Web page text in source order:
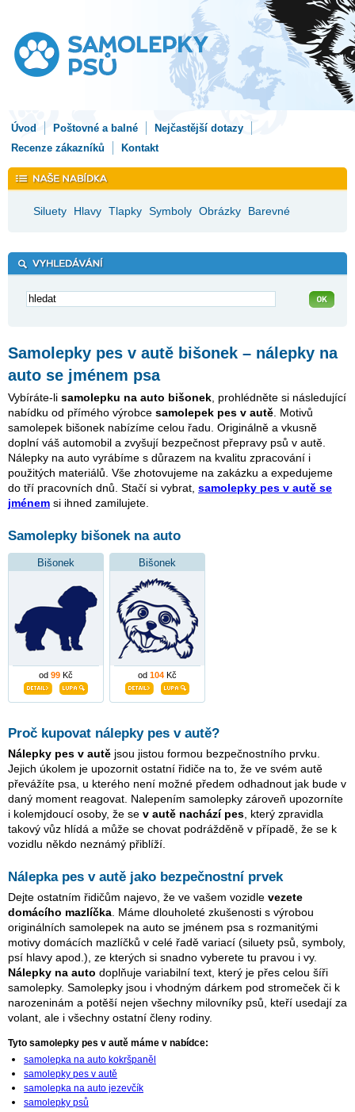
Úvod Poštovné a balné
Nejčastější dotazy
Recenze zákazníků
Kontakt
Siluety Hlavy Tlapky Symboly Obrázky Barevné
Samolepky pes v autě bišonek – nálepky na
auto se jménem psa
Vybíráte-li samolepku na auto bišonek , prohlédněte si následující
nabídku od přímého výrobce samolepek pes v autě . Motivů
samolepek bišonek nabízíme celou řadu. Originálně a vkusně
doplní váš automobil a zvyšují bezpečnost přepravy psů v autě.
Nálepky na auto vyrábíme s důrazem na kvalitu zpracování i
použitých materiálů. Vše zhotovujeme na zakázku a expedujeme
do tří pracovních dnů. Stačí si vybrat, samolepky pes v autě se
jménem si ihned zamilujete.
Samolepky bišonek na auto
Bišonek
od 99 Kč
Bišonek
od 104 Kč
Proč kupovat nálepky pes v autě?
Nálepky pes v autě jsou jistou formou bezpečnostního prvku.
Jejich úkolem je upozornit ostatní řidiče na to, že ve svém autě
převážíte psa, u kterého není možné předem odhadnout jak bude v
daný moment reagovat. Nalepením samolepky zároveň upozorníte
i kolemjdoucí osoby, že se v autě nachází pes , který zpravidla
takový vůz hlídá a může se chovat podrážděně v případě, že se k
vozidlu někdo neznámý přiblíží.
Nálepka pes v autě jako bezpečnostní prvek
Dejte ostatním řidičům najevo, že ve vašem vozidle vezete
domácího mazlíčka . Máme dlouholeté zkušenosti s výrobou
originálních samolepek na auto se jménem psa s rozmanitými
motivy domácích mazlíčků v celé řadě variací (siluety psů, symboly,
psí hlavy apod.), ze kterých si snadno vyberete tu pravou i vy.
Nálepky na auto doplňuje variabilní text, který je přes celou šíři
samolepky. Samolepky jsou i vhodným dárkem pod stromeček či k
narozeninám a potěší nejen všechny milovníky psů, kteří usedají za
volant, ale i všechny ostatní členy rodiny.
Tyto samolepky pes v autě máme v nabídce:
samolepka na auto kokršpaněl
samolepky pes v autě
samolepka na auto jezevčík
samolepky psů